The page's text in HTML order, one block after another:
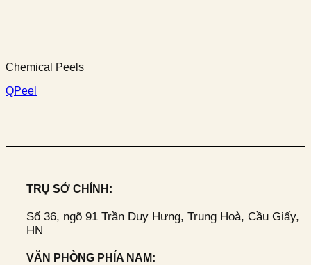
Chemical Peels
QPeel
TRỤ SỞ CHÍNH:
Số 36, ngõ 91 Trần Duy Hưng, Trung Hoà, Cầu Giấy,
HN
VĂN PHÒNG PHÍA NAM: